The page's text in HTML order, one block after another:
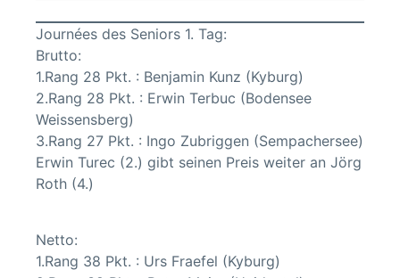
Journées des Seniors 1. Tag:
Brutto:
1.Rang 28 Pkt. : Benjamin Kunz (Kyburg)
2.Rang 28 Pkt. : Erwin Terbuc (Bodensee
Weissensberg)
3.Rang 27 Pkt. : Ingo Zubriggen (Sempachersee)
Erwin Turec (2.) gibt seinen Preis weiter an Jörg
Roth (4.)
Netto:
1.Rang 38 Pkt. : Urs Fraefel (Kyburg)